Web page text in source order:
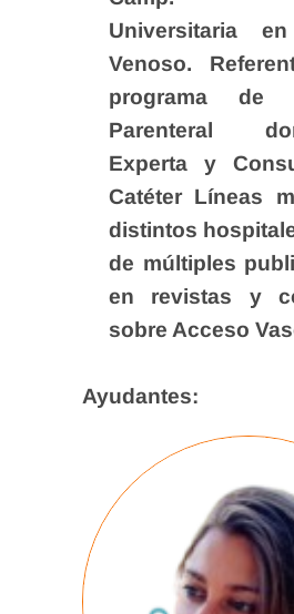
Universitaria
Venoso.
programa de
Parenteral
Experta y
Catéter Líneas
distintos
de múltiples
en revistas y
sobre Acceso
Ayudantes: